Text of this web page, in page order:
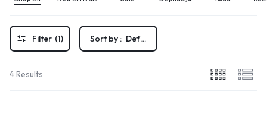
Filter (1) Sort by : Default
4 Results